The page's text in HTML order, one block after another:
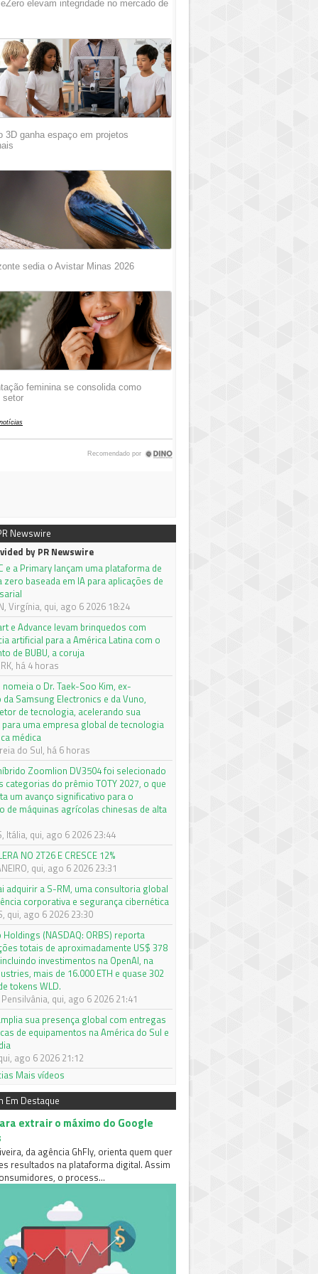
Newswire
by PR Newswire
e a Primary lançam uma plataforma de
zero baseada em IA para aplicações de
Virgínia, qui, ago 6 2026 18:24
e Advance levam brinquedos com
artificial para a América Latina com o
de BUBU, a coruja
há 4 horas
nomeia o Dr. Taek-Soo Kim, ex-
da Samsung Electronics e da Vuno,
de tecnologia, acelerando sua
uma empresa global de tecnologia
médica
do Sul, há 6 horas
Zoomlion DV3504 foi selecionado
categorias do prêmio TOTY 2027, o que
um avanço significativo para o
de máquinas agrícolas chinesas de alta
Itália, qui, ago 6 2026 23:44
NO 2T26 E CRESCE 12%
qui, ago 6 2026 23:31
adquirir a S-RM, uma consultoria global
corporativa e segurança cibernética
qui, ago 6 2026 23:30
Holdings (NASDAQ: ORBS) reporta
totais de aproximadamente US$ 378
investimentos na OpenAI, na
mais de 16.000 ETH e quase 302
tokens WLD.
Pensilvânia, qui, ago 6 2026 21:41
sua presença global com entregas
de equipamentos na América do Sul e
ago 6 2026 21:12
Mais vídeos
Em Destaque
extrair o máximo do Google
da agência GhFly, orienta quem quer
resultados na plataforma digital. Assim
o process...